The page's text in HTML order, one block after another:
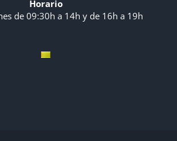
Horario
de 09:30h a 14h y de 16h a 19h